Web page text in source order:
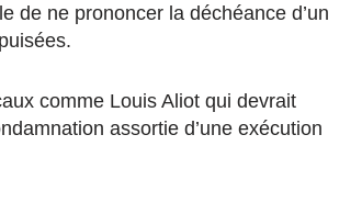
de ne prononcer la déchéance d’un
comme Louis Aliot qui devrait
assortie d’une exécution